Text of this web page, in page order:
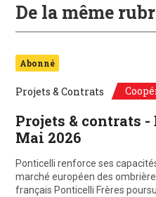
De la même
Abonné
Projets & Contrats
Projets & contrats
Mai 2026
Ponticelli renforce ses
marché européen des
français Ponticelli Frères